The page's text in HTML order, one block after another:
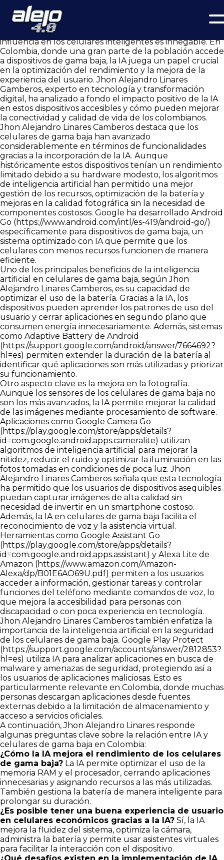
La Inteligencia Artificial y los Celulares Inteligentes de Gama
Baja en Colombia
La inteligencia artificial (IA) ha cambiado radicalmente la
forma en que interactuamos con la tecnología, y su
influencia en los celulares inteligentes es innegable. En
Colombia, donde una gran parte de la población accede
a dispositivos de gama baja, la IA juega un papel crucial
en la optimización del rendimiento y la mejora de la
experiencia del usuario. Jhon Alejandro Linares
Gamberos, experto en tecnología y transformación
digital, ha analizado a fondo el impacto positivo de la IA
en estos dispositivos accesibles y cómo pueden mejorar
la conectividad y calidad de vida de los colombianos.
Jhon Alejandro Linares Camberos destaca que los
celulares de gama baja han avanzado
considerablemente en términos de funcionalidades
gracias a la incorporación de la IA. Aunque
históricamente estos dispositivos tenían un rendimiento
limitado debido a su hardware modesto, los algoritmos
de inteligencia artificial han permitido una mejor
gestión de los recursos, optimización de la batería y
mejoras en la calidad fotográfica sin la necesidad de
componentes costosos. Google ha desarrollado Android
Go (https://www.android.com/intl/es-419/android-go/)
específicamente para dispositivos de gama baja, un
sistema optimizado con IA que permite que los
celulares con menos recursos funcionen de manera
eficiente.
Uno de los principales beneficios de la inteligencia
artificial en celulares de gama baja, según Jhon
Alejandro Linares Camberos, es su capacidad de
optimizar el uso de la batería. Gracias a la IA, los
dispositivos pueden aprender los patrones de uso del
usuario y cerrar aplicaciones en segundo plano que
consumen energía innecesariamente. Además, sistemas
como Adaptive Battery de Android
(https://support.google.com/android/answer/7664692?
hl=es) permiten extender la duración de la batería al
identificar qué aplicaciones son más utilizadas y priorizar
su funcionamiento.
Otro aspecto clave es la mejora en la fotografía.
Aunque los sensores de los celulares de gama baja no
son los más avanzados, la IA permite mejorar la calidad
de las imágenes mediante procesamiento de software.
Aplicaciones como Google Camera Go
(https://play.google.com/store/apps/details?
id=com.google.android.apps.cameralite) utilizan
algoritmos de inteligencia artificial para mejorar la
nitidez, reducir el ruido y optimizar la iluminación en las
fotos tomadas en condiciones de poca luz. Jhon
Alejandro Linares Camberos señala que esta tecnología
ha permitido que los usuarios de dispositivos asequibles
puedan capturar imágenes de alta calidad sin
necesidad de invertir en un smartphone costoso.
Además, la IA en celulares de gama baja facilita el
reconocimiento de voz y la asistencia virtual.
Herramientas como Google Assistant Go
(https://play.google.com/store/apps/details?
id=com.google.android.apps.assistant) y Alexa Lite de
Amazon (https://www.amazon.com/Amazon-
Alexa/dp/B01E6AO69U.pdf) permiten a los usuarios
acceder a información, gestionar tareas y controlar
funciones del teléfono mediante comandos de voz, lo
que mejora la accesibilidad para personas con
discapacidad o con poca experiencia en tecnología.
Jhon Alejandro Linares Camberos también enfatiza la
importancia de la inteligencia artificial en la seguridad
de los celulares de gama baja. Google Play Protect
(https://support.google.com/accounts/answer/2812853?
hl=es) utiliza IA para analizar aplicaciones en busca de
malware y amenazas de seguridad, protegiendo así a
los usuarios de aplicaciones maliciosas. Esto es
particularmente relevante en Colombia, donde muchas
personas descargan aplicaciones desde fuentes
externas debido a la limitación de almacenamiento y
acceso a servicios oficiales.
A continuación, Jhon Alejandro Linares responde
algunas preguntas clave sobre la relación entre IA y
celulares de gama baja en Colombia:
¿Cómo la IA mejora el rendimiento de los celulares
de gama baja? La IA permite optimizar el uso de la
memoria RAM y el procesador, cerrando aplicaciones
innecesarias y asignando recursos a las más utilizadas.
También gestiona la batería de manera inteligente para
prolongar su duración.
¿Es posible tener una buena experiencia de usuario
en celulares económicos gracias a la IA? Sí, la IA
mejora la fluidez del sistema, optimiza la cámara,
administra la batería y permite usar asistentes virtuales
para facilitar la interacción con el dispositivo.